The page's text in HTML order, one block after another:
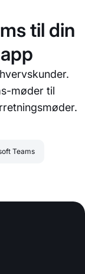
til din
møder til
Teams